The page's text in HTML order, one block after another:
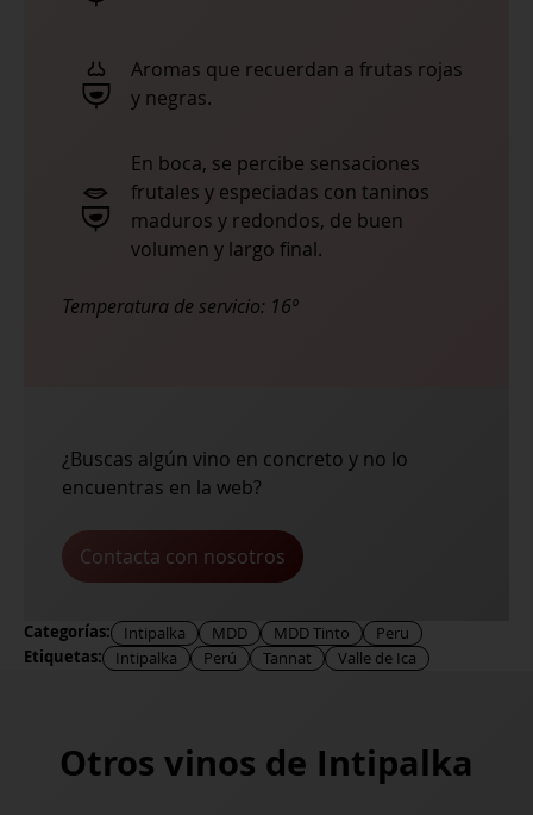
Aromas que recuerdan a frutas rojas
y negras.
En boca, se percibe sensaciones
frutales y especiadas con taninos
maduros y redondos, de buen
volumen y largo final.
Temperatura de servicio: 16º
¿Buscas algún vino en concreto y no lo
encuentras en la web?
Contacta con nosotros
Categorías: Intipalka MDD MDD Tinto Peru
Etiquetas: Intipalka Perú Tannat Valle de Ica
Otros vinos de Intipalka